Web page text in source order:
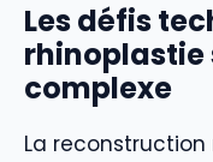
Les défis
rhinoplastie
complexe
La reconstruction